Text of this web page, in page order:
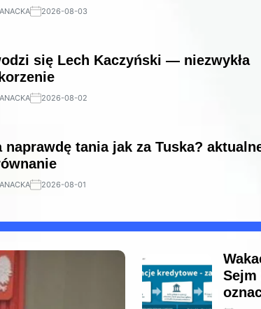
2026-08-03
się Lech Kaczyński — niezwykła
2026-08-02
naprawdę tania jak za Tuska?
2026-08-01
Sejm